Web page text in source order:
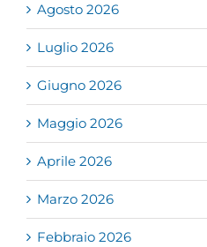
Agosto 2026
Luglio 2026
Giugno 2026
Maggio 2026
Aprile 2026
Marzo 2026
Febbraio 2026